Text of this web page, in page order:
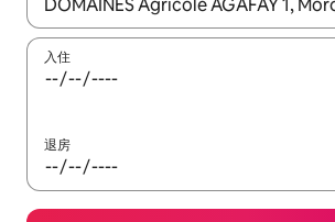
入住
退房